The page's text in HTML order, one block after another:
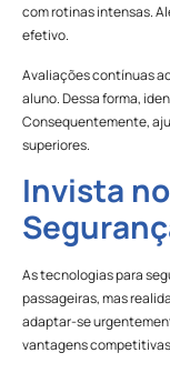
com rotinas intensas.
efetivo.
Avaliações contínuas
aluno. Dessa forma,
Consequentemente,
superiores.
Invista
As tecnologias para
passageiras, mas
adaptar-se
vantagens